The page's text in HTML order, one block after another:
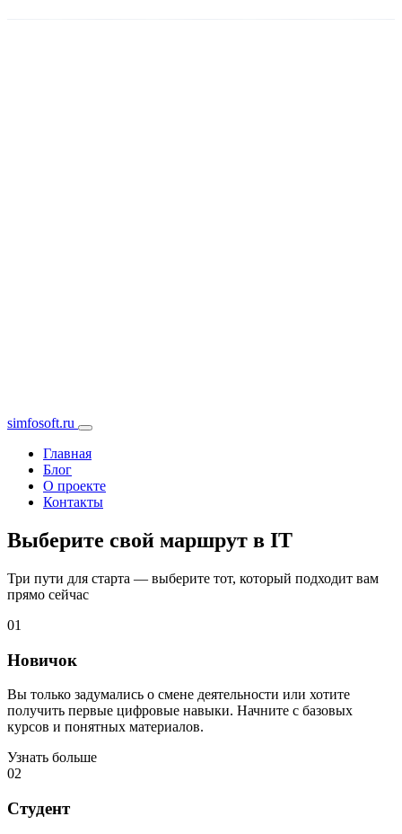
simfosoft.ru
Главная
Блог
О проекте
Контакты
Выберите свой маршрут в IT
Три пути для старта — выберите тот, который подходит вам
прямо сейчас
01
Новичок
Вы только задумались о смене деятельности или хотите
получить первые цифровые навыки. Начните с базовых
курсов и понятных материалов.
Узнать больше
02
Студент